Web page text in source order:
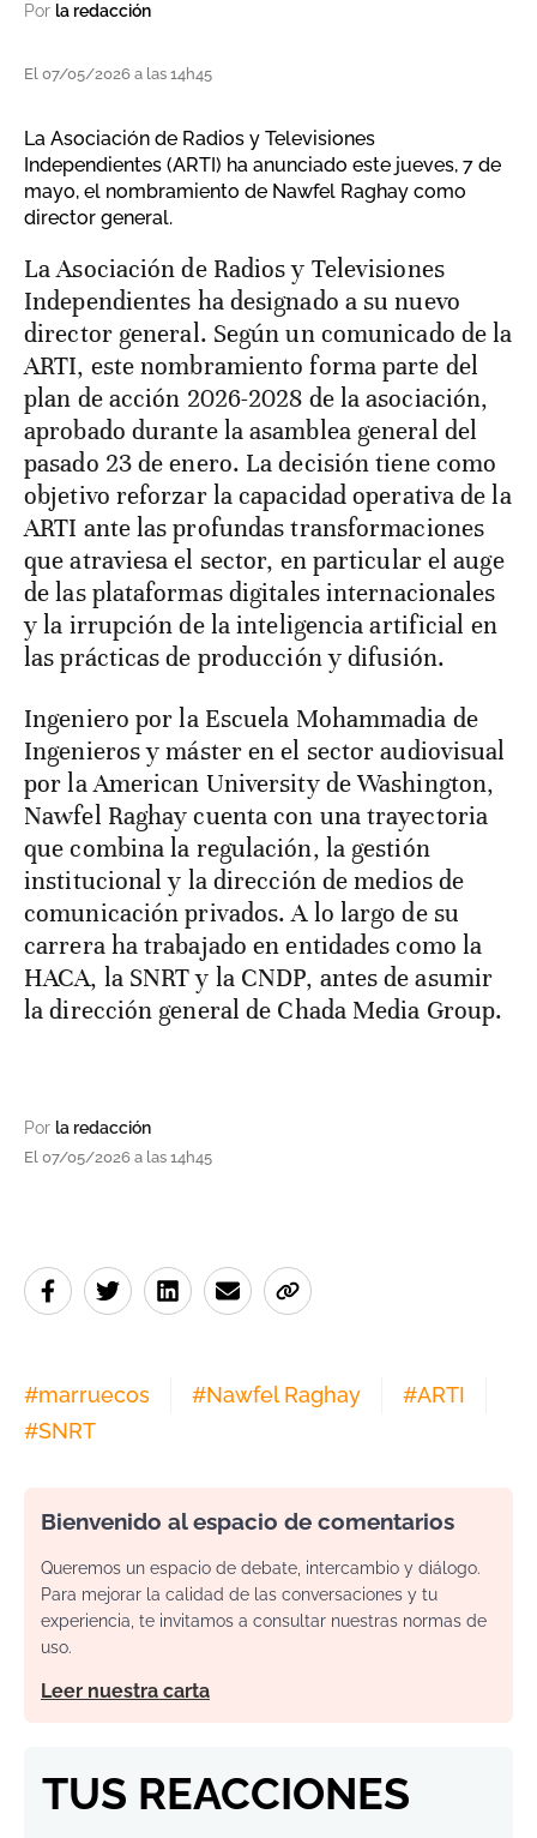
Por la redacción
El 07/05/2026 a las 14h45
La Asociación de Radios y Televisiones
Independientes (ARTI) ha anunciado este jueves, 7 de
mayo, el nombramiento de Nawfel Raghay como
director general.
La Asociación de Radios y Televisiones
Independientes ha designado a su nuevo
director general. Según un comunicado de la
ARTI, este nombramiento forma parte del
plan de acción 2026-2028 de la asociación,
aprobado durante la asamblea general del
pasado 23 de enero. La decisión tiene como
objetivo reforzar la capacidad operativa de la
ARTI ante las profundas transformaciones
que atraviesa el sector, en particular el auge
de las plataformas digitales internacionales
y la irrupción de la inteligencia artificial en
las prácticas de producción y difusión.
Ingeniero por la Escuela Mohammadia de
Ingenieros y máster en el sector audiovisual
por la American University de Washington,
Nawfel Raghay cuenta con una trayectoria
que combina la regulación, la gestión
institucional y la dirección de medios de
comunicación privados. A lo largo de su
carrera ha trabajado en entidades como la
HACA, la SNRT y la CNDP, antes de asumir
la dirección general de Chada Media Group.
Por la redacción
El 07/05/2026 a las 14h45
#marruecos #Nawfel Raghay #ARTI
#SNRT
Bienvenido al espacio de comentarios
Queremos un espacio de debate, intercambio y diálogo.
Para mejorar la calidad de las conversaciones y tu
experiencia, te invitamos a consultar nuestras normas de
uso.
Leer nuestra carta
TUS REACCIONES